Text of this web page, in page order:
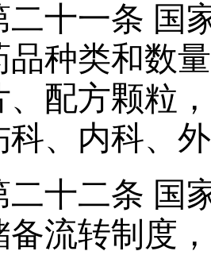
二十一条 国
品种类和数
、配方颗粒
科、内科、
二十二条 国
备流转制度